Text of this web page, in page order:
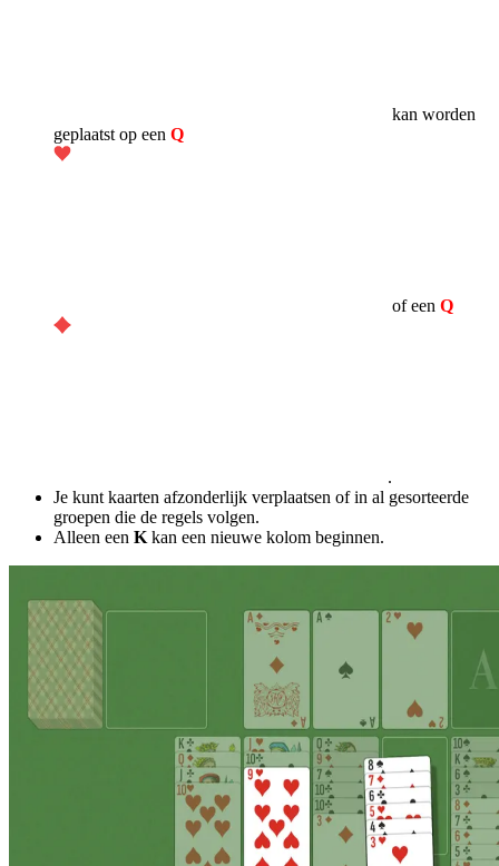
kan worden
geplaatst op een Q
of een Q
.
Je kunt kaarten afzonderlijk verplaatsen of in al gesorteerde
groepen die de regels volgen.
Alleen een K kan een nieuwe kolom beginnen.